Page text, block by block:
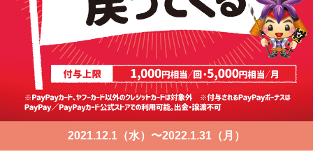
2021.12.1（水）〜2022.1.31（月）